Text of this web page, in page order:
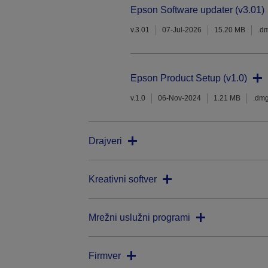
Epson Software updater (v3.01)
v.3.01 07-Jul-2026 15.20 MB
Epson Product Setup (v1.0)
v.1.0 06-Nov-2024 1.21 MB
Drajveri
Kreativni softver
Mrežni uslužni programi
Firmver